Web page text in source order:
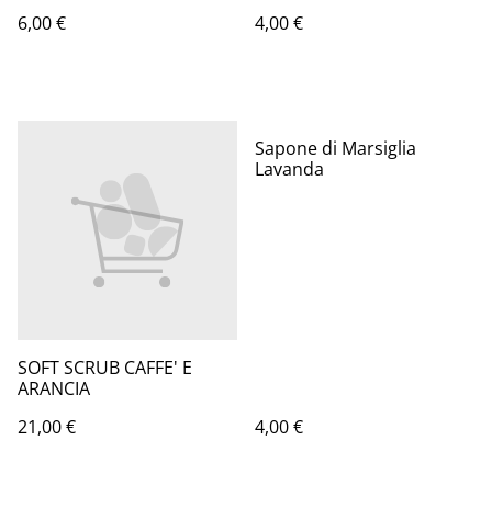
6,00 €
4,00 €
SOFT SCRUB CAFFE' E
ARANCIA
21,00 €
Sapone di Marsiglia
Lavanda
4,00 €